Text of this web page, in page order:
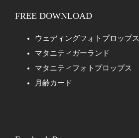
FREE DOWNLOAD
ウェディングフォトプロップス
マタニティガーランド
マタニティフォトプロップス
月齢カード